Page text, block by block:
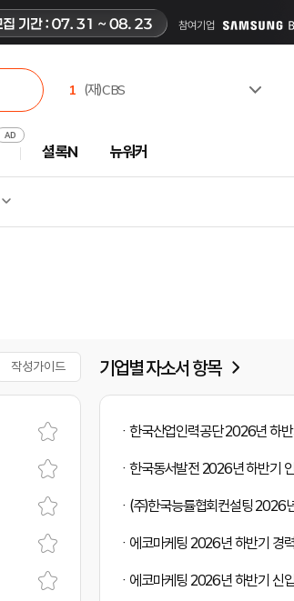
1 (재)CBS
4
한국수력원자력(주)
5 주식회사 캠코에프엠씨
셜록N 뉴워커
작성가이드 기업별 자소서 항목
한국산업인력공단 2026년 하
한국동서발전 2026년 하반기
(주)한국능률협회컨설팅 2026
에코마케팅 2026년 하반기 경
에코마케팅 2026년 하반기 신